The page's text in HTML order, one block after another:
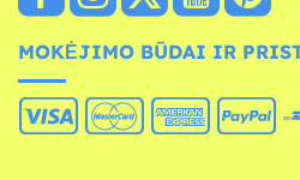
MOKĖJIMO BŪDAI IR